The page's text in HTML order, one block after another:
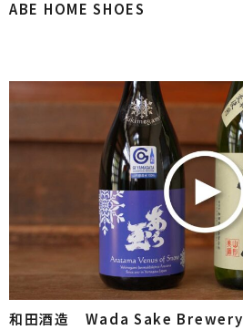
ABE HOME SHOES
和田酒造 Wada Sake Brewery